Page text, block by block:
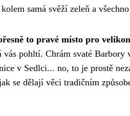
samá svěží zeleň a
to pravé místo pro
pohltí. Chrám svaté Barbory
v Sedlci... no, to je prostě
se dělají věci tradičním